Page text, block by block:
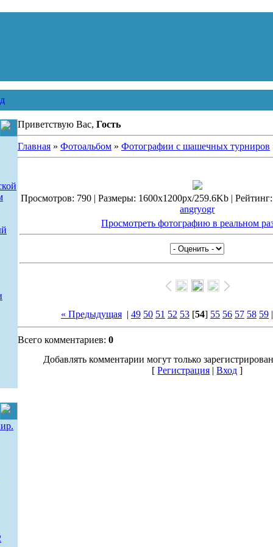
Приветствую Вас, Гость
Главная» Фотоальбом» Фотографии с шашечных турниров
Просмотров: 790 | Размеры: 1600x1200px/259.6Kb |
angryogr
Просмотреть фотографию в реальном
« Предыдущая| 49 50 51 52 53[54] 55 56 57 58 59|
Всего комментариев: 0
Добавлять комментарии могут только
[Регистрация |Вход ]